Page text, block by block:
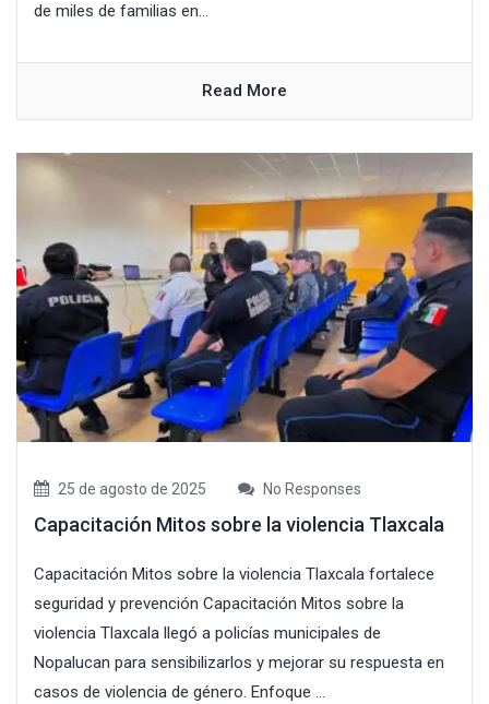
de miles de familias en...
Read More
25 de agosto de 2025 No Responses
Capacitación Mitos sobre la violencia Tlaxcala
Capacitación Mitos sobre la violencia Tlaxcala fortalece
seguridad y prevención Capacitación Mitos sobre la
violencia Tlaxcala llegó a policías municipales de
Nopalucan para sensibilizarlos y mejorar su respuesta en
casos de violencia de género. Enfoque ...